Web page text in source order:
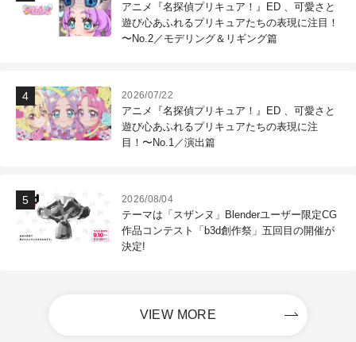
アニメ『名探偵プリキュア！』ED 、可愛さと
遊び心あふれるプリキュアたちの表現に注目！
〜No.2／モデリング＆リギング篇
2026/07/22
アニメ『名探偵プリキュア！』ED 、可愛さと
遊び心あふれるプリキュアたちの表現に注
目！〜No.1／演出篇
2026/08/04
テーマは「スザンヌ」Blenderユーザー限定CG
作品コンテスト「b3d創作祭」五回目の開催が
決定!
VIEW MORE